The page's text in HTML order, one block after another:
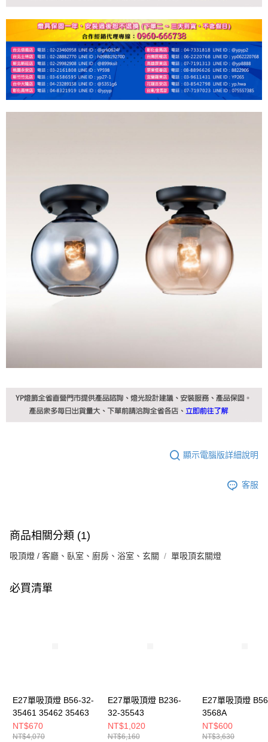
顯示電腦版詳細說明
客服
商品相關分類 (1)
吸頂燈 / 客廳、臥室、廚房、浴室、玄關 單吸頂玄關燈
必買清單
E27單吸頂燈 B56-32-
35461 35462 35463
NT$670
NT$4,070
E27單吸頂燈 B236-
32-35543
NT$1,020
NT$6,160
E27單吸頂燈
3568A
NT$600
NT$3,630